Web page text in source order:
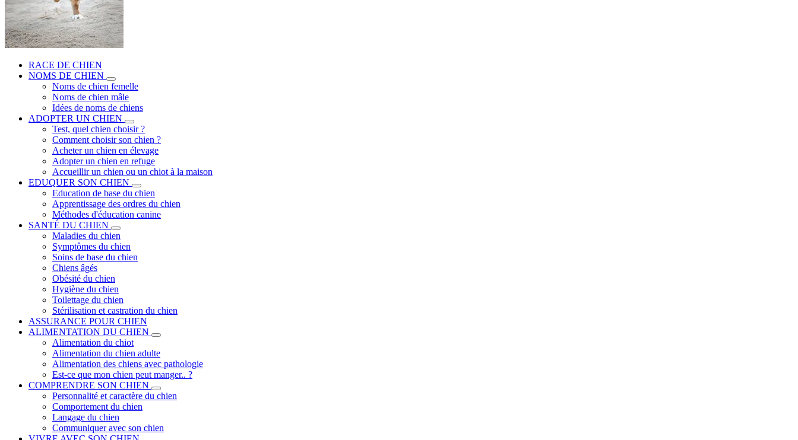
RACE DE CHIEN
NOMS DE CHIEN
Noms de chien femelle
Noms de chien mâle
Idées de noms de chiens
ADOPTER UN CHIEN
Test, quel chien choisir ?
Comment choisir son chien ?
Acheter un chien en élevage
Adopter un chien en refuge
Accueillir un chien ou un chiot à la maison
EDUQUER SON CHIEN
Education de base du chien
Apprentissage des ordres du chien
Méthodes d'éducation canine
SANTÉ DU CHIEN
Maladies du chien
Symptômes du chien
Soins de base du chien
Chiens âgés
Obésité du chien
Hygiène du chien
Toilettage du chien
Stérilisation et castration du chien
ASSURANCE POUR CHIEN
ALIMENTATION DU CHIEN
Alimentation du chiot
Alimentation du chien adulte
Alimentation des chiens avec pathologie
Est-ce que mon chien peut manger.. ?
COMPRENDRE SON CHIEN
Personnalité et caractère du chien
Comportement du chien
Langage du chien
Communiquer avec son chien